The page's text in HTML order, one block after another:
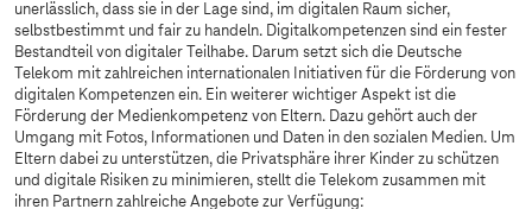
unerlässlich, dass sie in der Lage sind, im digitalen Raum sicher,
selbstbestimmt und fair zu handeln. Digitalkompetenzen sind ein fester
Bestandteil von digitaler Teilhabe. Darum setzt sich die Deutsche
Telekom mit zahlreichen internationalen Initiativen für die Förderung von
digitalen Kompetenzen ein. Ein weiterer wichtiger Aspekt ist die
Förderung der Medienkompetenz von Eltern. Dazu gehört auch der
Umgang mit Fotos, Informationen und Daten in den sozialen Medien. Um
Eltern dabei zu unterstützen, die Privatsphäre ihrer Kinder zu schützen
und digitale Risiken zu minimieren, stellt die Telekom zusammen mit
ihren Partnern zahlreiche Angebote zur Verfügung: